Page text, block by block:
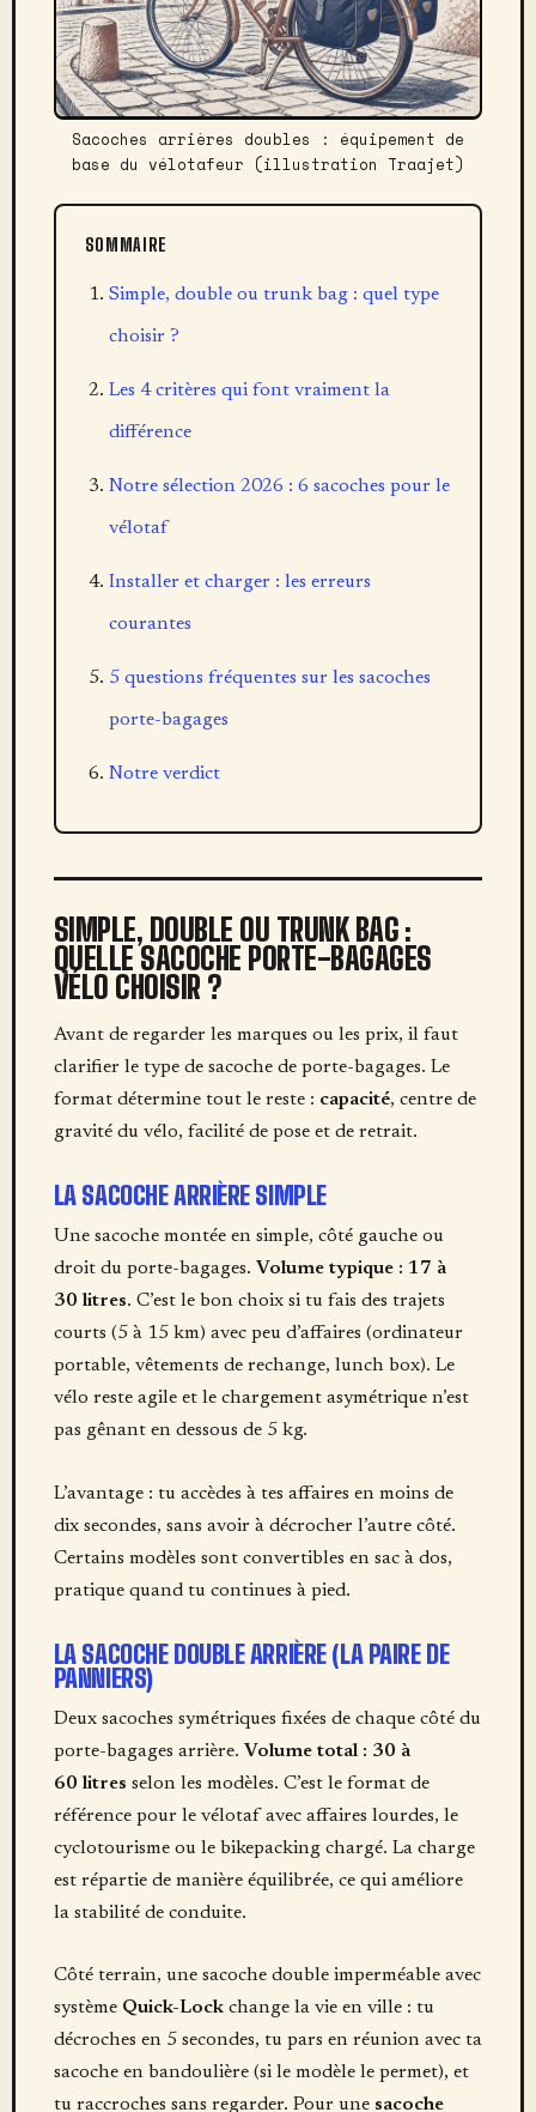
Sacoches arrières doubles : équipement de
base du vélotafeur (illustration Traajet)
SOMMAIRE
Simple, double ou trunk bag : quel type
choisir ?
Les 4 critères qui font vraiment la
différence
Notre sélection 2026 : 6 sacoches pour le
vélotaf
Installer et charger : les erreurs
courantes
5 questions fréquentes sur les sacoches
porte-bagages
Notre verdict
SIMPLE, DOUBLE OU TRUNK BAG :
QUELLE SACOCHE PORTE-BAGAGES
VÉLO CHOISIR ?
Avant de regarder les marques ou les prix, il faut
clarifier le type de sacoche de porte-bagages. Le
format détermine tout le reste : capacité, centre de
gravité du vélo, facilité de pose et de retrait.
LA SACOCHE ARRIÈRE SIMPLE
Une sacoche montée en simple, côté gauche ou
droit du porte-bagages. Volume typique : 17 à
30 litres. C’est le bon choix si tu fais des trajets
courts (5 à 15 km) avec peu d’affaires (ordinateur
portable, vêtements de rechange, lunch box). Le
vélo reste agile et le chargement asymétrique n’est
pas gênant en dessous de 5 kg.
L’avantage : tu accèdes à tes affaires en moins de
dix secondes, sans avoir à décrocher l’autre côté.
Certains modèles sont convertibles en sac à dos,
pratique quand tu continues à pied.
LA SACOCHE DOUBLE ARRIÈRE (LA PAIRE DE
PANNIERS)
Deux sacoches symétriques fixées de chaque côté du
porte-bagages arrière. Volume total : 30 à
60 litres selon les modèles. C’est le format de
référence pour le vélotaf avec affaires lourdes, le
cyclotourisme ou le bikepacking chargé. La charge
est répartie de manière équilibrée, ce qui améliore
la stabilité de conduite.
Côté terrain, une sacoche double imperméable avec
système Quick-Lockchange la vie en ville : tu
décroches en 5 secondes, tu pars en réunion avec ta
sacoche en bandoulière (si le modèle le permet), et
tu raccroches sans regarder. Pour une sacoche